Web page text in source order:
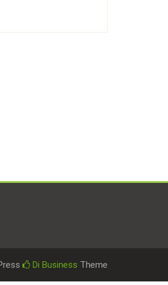
Di Business Theme